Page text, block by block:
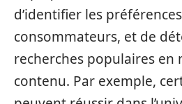
d’identifier les
consommateurs, et de
recherches populaires en
contenu. Par exemple,